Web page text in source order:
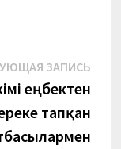
ЗАПИСЬ
еңбектен
тапқан